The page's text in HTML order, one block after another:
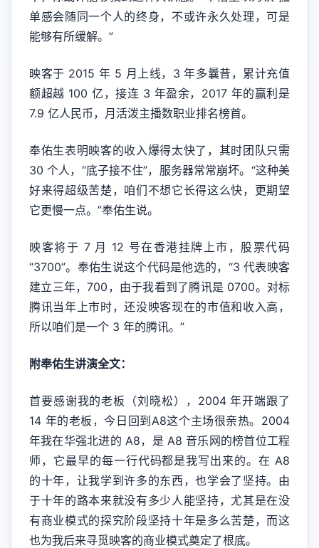
单感会随同一个人的终身，不或许永久处理，可是
能够有所缓解。”
映客于 2015 年 5 月上线，3 年多曩昔，累计充值
额超越 100 亿，接连 3 年盈余，2017 年的赢利是
7.9 亿人民币，月活泼主播数职业排名榜首。
奉佑生表明映客的收入爆得太快了，其时团队只需
30 个人，“底子接不住”，服务器常常崩坏。“这种美
好来得超级苦楚，咱们不想它长得这么快，更期望
它更慢一点。”奉佑生说。
映客将于 7 月 12 号在香港挂牌上市，股票代码
“3700”。奉佑生说这个代码是他选的，“3 代表映客
建立三年，700，由于我看到了腾讯是 0700。对标
腾讯当年上市时，还没映客现在的市值和收入高，
所以咱们是一个 3 年的腾讯。”
附奉佑生讲演全文：
首要感谢我的老板（刘晓松），2004 年开端跟了
14 年的老板，今日回到A8这个主场很亲热。2004
年我在华强北进的 A8，是 A8 音乐网的榜首位工程
师，它最早的每一行代码都是我写出来的。在 A8
的十年，让我学到许多的东西，也学会了坚持。由
于十年的路本来就没有多少人能坚持，尤其是在没
有商业模式的探究阶段坚持十年是多么苦楚，而这
也为我后来寻觅映客的商业模式奠定了根底。